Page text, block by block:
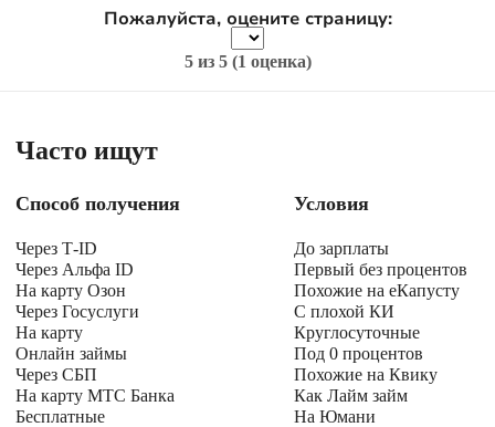
Пожалуйста, оцените страницу:
5из 5 (1 оценка)
Часто ищут
Способ получения
Через Т-ID
Через Альфа ID
На карту Озон
Через Госуслуги
На карту
Онлайн займы
Через СБП
На карту МТС Банка
Бесплатные
Условия
До зарплаты
Первый без процентов
Похожие на еКапусту
С плохой КИ
Круглосуточные
Под 0 процентов
Похожие на Квику
Как Лайм займ
На Юмани